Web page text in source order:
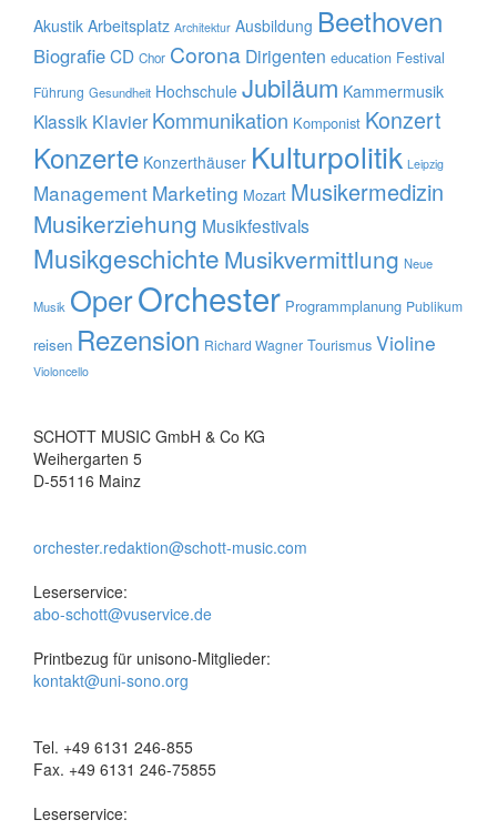
Akustik Arbeitsplatz Architektur Ausbildung Beethoven
BiografieCD Chor Corona Dirigenten education Festival
Führung Gesundheit Hochschule Jubiläum Kammermusik
Klassik Klavier Kommunikation Komponist Konzert
Konzerte Konzerthäuser Kulturpolitik Leipzig
Management Marketing Mozart Musikermedizin
Musikerziehung Musikfestivals
Musikgeschichte Musikvermittlung Neue
Musik OperOrchester Programmplanung Publikum
reisen Rezension Richard Wagner Tourismus Violine
Violoncello
SCHOTT MUSIC GmbH & Co KG
Weihergarten 5
D-55116 Mainz
orchester.redaktion@schott-music.com
Leserservice:
abo-schott@vuservice.de
Printbezug für unisono-Mitglieder:
kontakt@uni-sono.org
Tel. +49 6131 246-855
Fax. +49 6131 246-75855
Leserservice: